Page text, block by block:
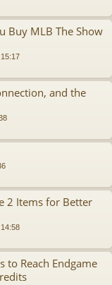
Buy MLB The Show
and the
2 Items for Better
to Reach Endgame